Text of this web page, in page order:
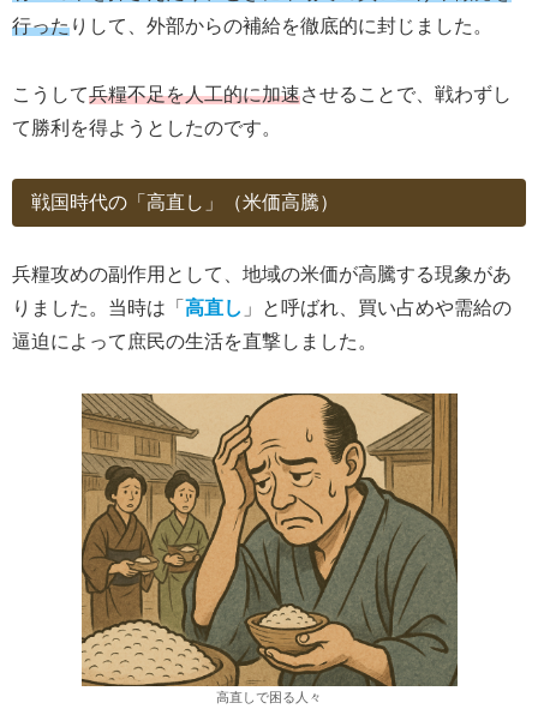
行ったりして、外部からの補給を徹底的に封じました。
こうして兵糧不足を人工的に加速させることで、戦わずし
て勝利を得ようとしたのです。
戦国時代の「高直し」（米価高騰）
兵糧攻めの副作用として、地域の米価が高騰する現象があ
りました。当時は「 高直し 」と呼ばれ、買い占めや需給の
逼迫によって庶民の生活を直撃しました。
高直しで困る人々